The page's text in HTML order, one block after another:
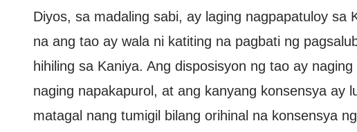
Diyos, sa madaling sabi, ay laging nagpapatuloy
na ang tao ay wala ni katiting na pagbati ng
hihiling sa Kaniya. Ang disposisyon ng tao ay
naging napakapurol, at ang kanyang konsensya ay
matagal nang tumigil bilang orihinal na konsensya